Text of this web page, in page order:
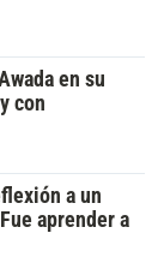
en su
con
a un
aprender a